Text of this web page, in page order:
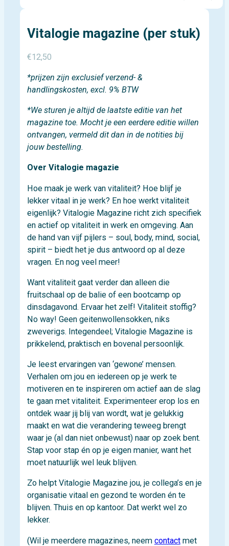
Vitalogie magazine (per stuk)
€12,50
*prijzen zijn exclusief verzend- &
handlingskosten, excl. 9% BTW
*We sturen je altijd de laatste editie van het
magazine toe. Mocht je een eerdere editie willen
ontvangen, vermeld dit dan in de notities bij
jouw bestelling.
Over Vitalogie magazie
Hoe maak je werk van vitaliteit? Hoe blijf je
lekker vitaal in je werk? En hoe werkt vitaliteit
eigenlijk? Vitalogie Magazine richt zich specifiek
en actief op vitaliteit in werk en omgeving. Aan
de hand van vijf pijlers – soul, body, mind, social,
spirit – biedt het je dus antwoord op al deze
vragen. En nog veel meer!
Want vitaliteit gaat verder dan alleen die
fruitschaal op de balie of een bootcamp op
dinsdagavond. Ervaar het zelf! Vitaliteit stoffig?
No way! Geen geitenwollensokken, niks
zweverigs. Integendeel; Vitalogie Magazine is
prikkelend, praktisch en bovenal persoonlijk.
Je leest ervaringen van ‘gewone’ mensen.
Verhalen om jou en iedereen op je werk te
motiveren en te inspireren om actief aan de slag
te gaan met vitaliteit. Experimenteer erop los en
ontdek waar jij blij van wordt, wat je gelukkig
maakt en wat die verandering teweeg brengt
waar je (al dan niet onbewust) naar op zoek bent.
Stap voor stap én op je eigen manier, want het
moet natuurlijk wel leuk blijven.
Zo helpt Vitalogie Magazine jou, je collega’s en je
organisatie vitaal en gezond te worden én te
blijven. Thuis en op kantoor. Dat werkt wel zo
lekker.
(Wil je meerdere magazines, neem contactmet